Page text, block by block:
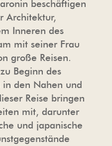
beschäftigen
Architektur,
Inneren des
mit seiner Frau
große Reisen.
Beginn des
in den Nahen und
Reise bringen
mit, darunter
und japanische